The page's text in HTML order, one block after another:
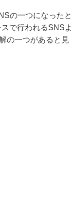
の一つになったと
で行われるSNSよ
の一つがあると見